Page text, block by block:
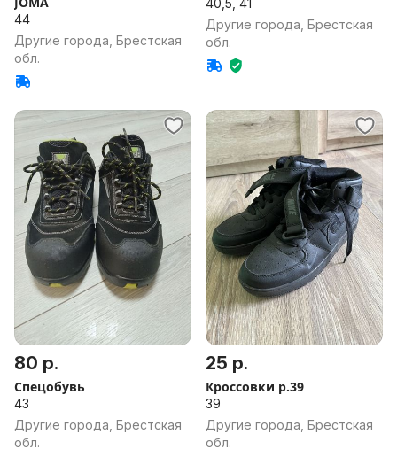
44
Другие города, Брестская
обл.
40,5, 41
Другие города, Брестская
обл.
80 р.
Спецобувь
43
Другие города, Брестская
обл.
25 р.
Кроссовки р.39
39
Другие города, Брестская
обл.